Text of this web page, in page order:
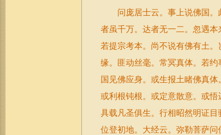
问庞居士云。事上说佛国。
者虽千万。达者无一二。忽遇
若提宗考本。尚不说有佛有土
缘。匪动丝毫。常冥真体。若
国见佛应身。或生报土睹佛真
或利根钝根。或定意散意。或
具载凡圣俱生。行相昭然明证
位登初地。大经云。弥勒菩萨